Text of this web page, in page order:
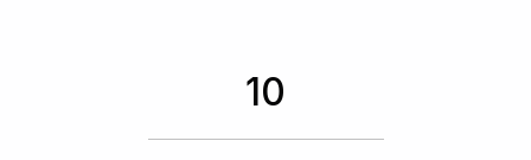
10